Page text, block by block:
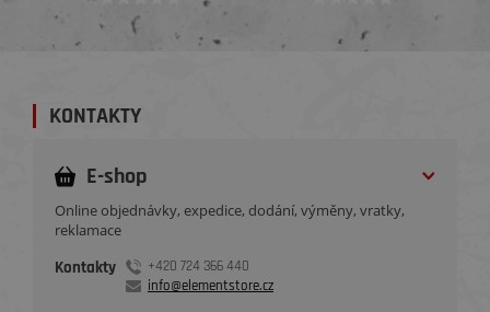
KONTAKTY
E-shop
Online objednávky, expedice, dodání, výměny, vratky,
reklamace
Kontakty
+420 724 366 440
info@elementstore.cz